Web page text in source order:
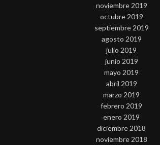
noviembre 2019
octubre 2019
septiembre 2019
agosto 2019
julio 2019
junio 2019
mayo 2019
abril 2019
marzo 2019
febrero 2019
enero 2019
diciembre 2018
noviembre 2018